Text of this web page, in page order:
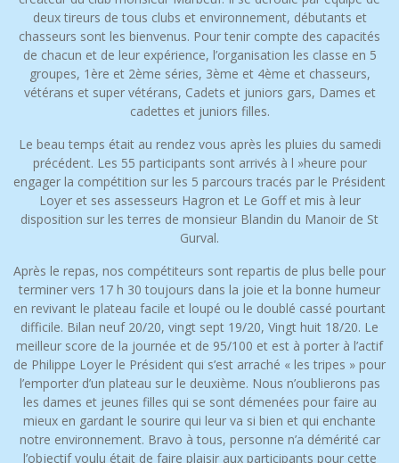
deux tireurs de tous clubs et environnement, débutants et
chasseurs sont les bienvenus. Pour tenir compte des capacités
de chacun et de leur expérience, l’organisation les classe en 5
groupes, 1ère et 2ème séries, 3ème et 4ème et chasseurs,
vétérans et super vétérans, Cadets et juniors gars, Dames et
cadettes et juniors filles.
Le beau temps était au rendez vous après les pluies du samedi
précédent. Les 55 participants sont arrivés à l »heure pour
engager la compétition sur les 5 parcours tracés par le Président
Loyer et ses assesseurs Hagron et Le Goff et mis à leur
disposition sur les terres de monsieur Blandin du Manoir de St
Gurval.
Après le repas, nos compétiteurs sont repartis de plus belle pour
terminer vers 17 h 30 toujours dans la joie et la bonne humeur
en revivant le plateau facile et loupé ou le doublé cassé pourtant
difficile. Bilan neuf 20/20, vingt sept 19/20, Vingt huit 18/20. Le
meilleur score de la journée et de 95/100 et est à porter à l’actif
de Philippe Loyer le Président qui s’est arraché « les tripes » pour
l’emporter d’un plateau sur le deuxième. Nous n’oublierons pas
les dames et jeunes filles qui se sont démenées pour faire au
mieux en gardant le sourire qui leur va si bien et qui enchante
notre environnement. Bravo à tous, personne n’a démérité car
l’objectif voulu était de faire plaisir aux participants pour cette